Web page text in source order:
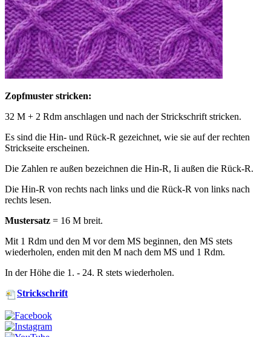
Zopfmuster stricken:
32 M + 2 Rdm anschlagen und nach der Strickschrift stricken.
Es sind die Hin- und Rück-R gezeichnet, wie sie auf der rechten
Strickseite erscheinen.
Die Zahlen re außen bezeichnen die Hin-R, Ii außen die Rück-R.
Die Hin-R von rechts nach links und die Rück-R von links nach
rechts lesen.
Mustersatz = 16 M breit.
Mit 1 Rdm und den M vor dem MS beginnen, den MS stets
wiederholen, enden mit den M nach dem MS und 1 Rdm.
In der Höhe die 1. - 24. R stets wiederholen.
Strickschrift